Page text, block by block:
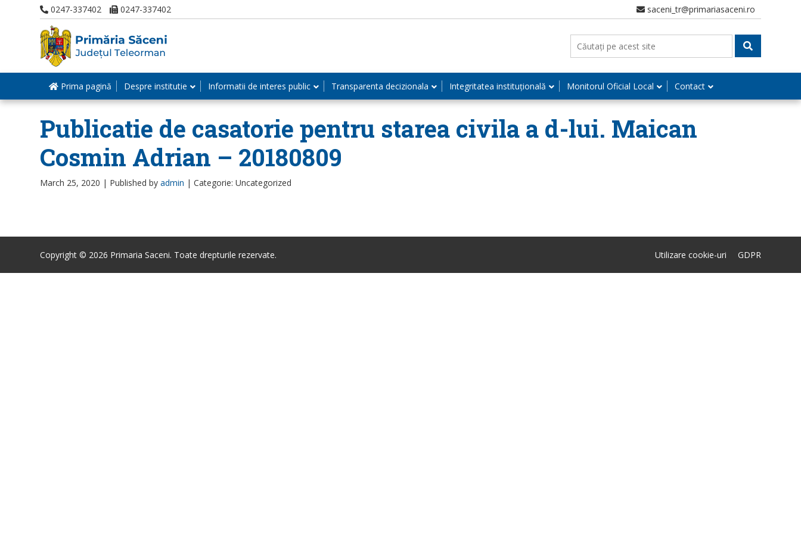
0247-337402 0247-337402 saceni_tr@primariasaceni.ro
Prima pagină Despre institutie Informatii de interes public Transparenta decizionala Integritatea instituțională Monitorul Oficial Local Contact
Publicatie de casatorie pentru starea civila a d-lui. Maican
Cosmin Adrian – 20180809
March 25, 2020 | Published by admin | Categorie: Uncategorized
Copyright © 2026 Primaria Saceni. Toate drepturile rezervate. Utilizare cookie-uri GDPR